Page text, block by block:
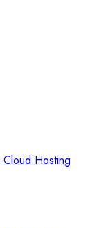
Cloud Hosting